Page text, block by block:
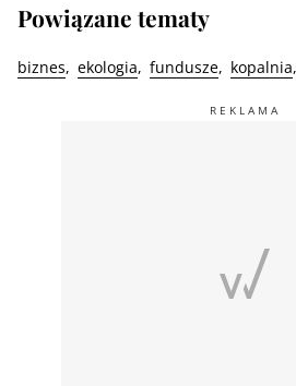
Powiązane tematy
biznes ekologia fundusze kopalnia